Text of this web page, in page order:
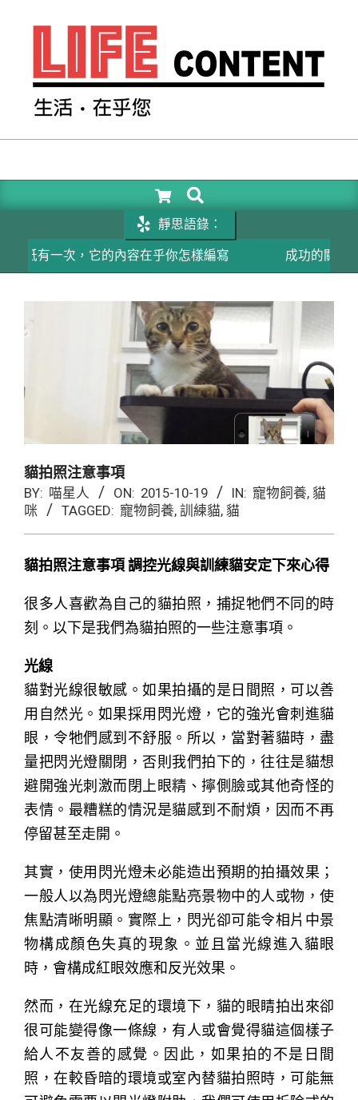
LIFE
SEARCH
靜思語錄：
一次，它的內容在乎你怎樣編寫 成功的關鍵在於相
貓拍照注意事項
BY: 喵星人 ON: 2015-10-19 IN: 寵物飼養, 貓
咪
TAGGED: 寵物飼養, 訓練貓, 貓
貓拍照注意事項 調控光線與訓練貓安定下來心得
很多人喜歡為自己的貓拍照，捕捉牠們不同的時
刻。以下是我們為貓拍照的一些注意事項。
光線
貓對光線很敏感。如果拍攝的是日間照，可以善
用自然光。如果採用閃光燈，它的強光會刺進貓
眼，令牠們感到不舒服。所以，當對著貓時，盡
量把閃光燈關閉，否則我們拍下的，往往是貓想
避開強光刺激而閉上眼精、擰側臉或其他奇怪的
表情。最糟糕的情況是貓感到不耐煩，因而不再
停留甚至走開。
其實，使用閃光燈未必能造出預期的拍攝效果；
一般人以為閃光燈總能點亮景物中的人或物，使
焦點清晰明顯。實際上，閃光卻可能令相片中景
物構成顏色失真的現象。並且當光線進入貓眼
時，會構成紅眼效應和反光效果。
然而，在光線充足的環境下，貓的眼睛拍出來卻
很可能變得像一條線，有人或會覺得貓這個樣子
給人不友善的感覺。因此，如果拍的不是日間
照，在較昏暗的環境或室內替貓拍照時，可能無